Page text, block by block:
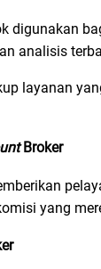
digunakan
analisis
layanan
Broker
yang